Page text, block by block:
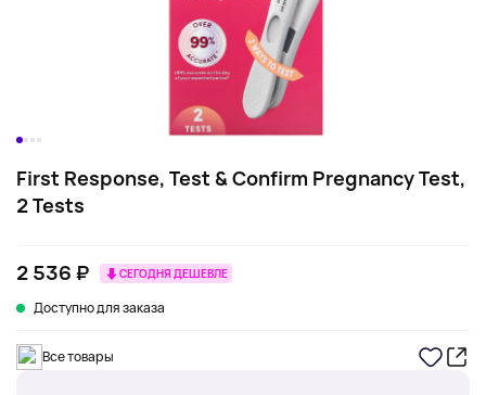
First Response, Test & Confirm Pregnancy Test,
2 Tests
2 536 ₽ СЕГОДНЯ ДЕШЕВЛЕ
Доступно для заказа
Все товары